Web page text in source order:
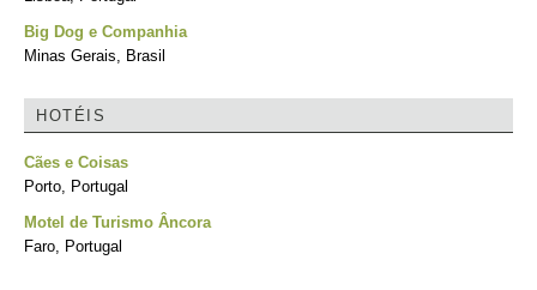
Big Dog e Companhia
Minas Gerais, Brasil
HOTÉIS
Cães e Coisas
Porto, Portugal
Motel de Turismo Âncora
Faro, Portugal